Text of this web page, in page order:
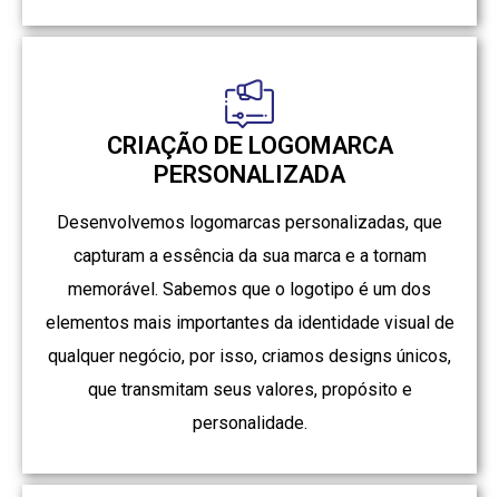
CRIAÇÃO DE LOGOMARCA
PERSONALIZADA
Desenvolvemos logomarcas personalizadas, que
capturam a essência da sua marca e a tornam
memorável. Sabemos que o logotipo é um dos
elementos mais importantes da identidade visual de
qualquer negócio, por isso, criamos designs únicos,
que transmitam seus valores, propósito e
personalidade.